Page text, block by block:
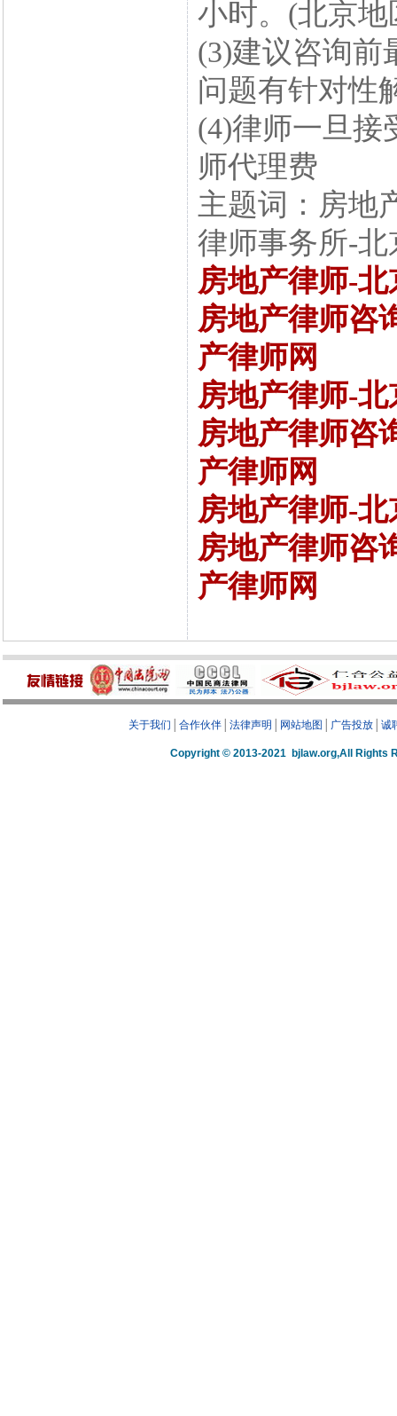
小时。(北京地
(3)建议咨询前
问题有针对性
(4)律师一旦接
师代理费
主题词：房地
律师事务所-
房地产律师-
房地产律师咨
产律师网
房地产律师-
房地产律师咨
产律师网
房地产律师-
房地产律师咨
产律师网
关于我们 合作伙伴 法律声明 网站地图 广告投放 诚
Copyright © 2013-2021 bjlaw.org,All Rights